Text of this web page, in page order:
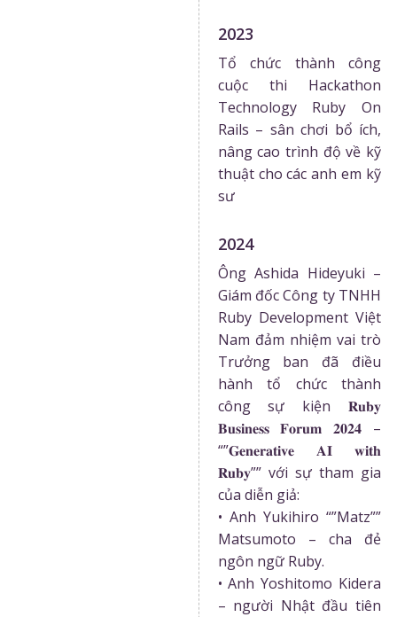
2023
Tổ chức thành công
cuộc thi Hackathon
Technology Ruby On
Rails – sân chơi bổ ích,
nâng cao trình độ về kỹ
thuật cho các anh em kỹ
sư
2024
Ông Ashida Hideyuki –
Giám đốc Công ty TNHH
Ruby Development Việt
Nam đảm nhiệm vai trò
Trưởng ban đã điều
hành tổ chức thành
công sự kiện 𝐑𝐮𝐛𝐲
𝐁𝐮𝐬𝐢𝐧𝐞𝐬𝐬 𝐅𝐨𝐫𝐮𝐦 𝟐𝟎𝟐𝟒 –
“”𝐆𝐞𝐧𝐞𝐫𝐚𝐭𝐢𝐯𝐞 𝐀𝐈 𝐰𝐢𝐭𝐡
𝐑𝐮𝐛𝐲”” với sự tham gia
của diễn giả:
• Anh Yukihiro “”Matz””
Matsumoto – cha đẻ
ngôn ngữ Ruby.
• Anh Yoshitomo Kidera
– người Nhật đầu tiên